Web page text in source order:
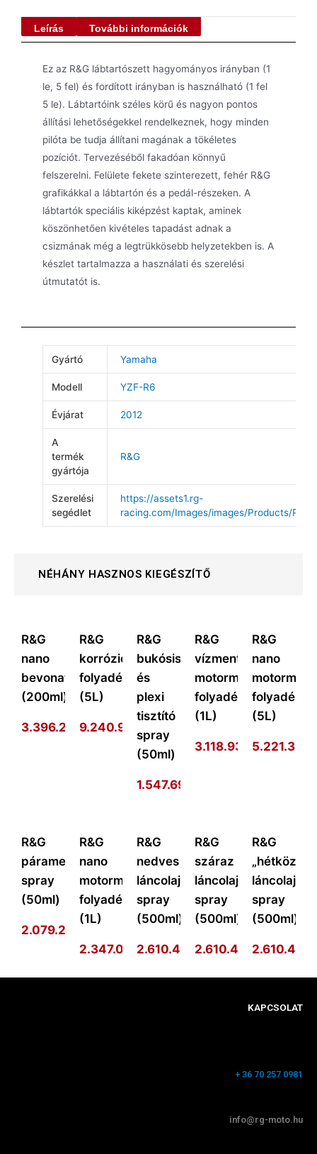
Leírás További információk
Ez az R&G lábtartószett hagyományos irányban (1
le, 5 fel) és fordított irányban is használható (1 fel
5 le). Lábtartóink széles körű és nagyon pontos
állítási lehetőségekkel rendelkeznek, hogy minden
pilóta be tudja állítani magának a tökéletes
pozíciót. Tervezéséből fakadóan könnyű
felszerelni. Felülete fekete szinterezett, fehér R&G
grafikákkal a lábtartón és a pedál-részeken. A
lábtartók speciális kiképzést kaptak, aminek
köszönhetően kivételes tapadást adnak a
csizmának még a legtrükkösebb helyzetekben is. A
készlet tartalmazza a használati és szerelési
útmutatót is.
Gyártó Yamaha
Modell YZF-R6
Évjárat 2012
A
termék
gyártója
R&G
Szerelési
segédlet
https://assets1.rg-
racing.com/Images/images/Products/
NÉHÁNY HASZNOS KIEGÉSZÍTŐ
R&G
nano
bevonat
(200ml)
3.396.273Ft
R&G
korrózióvédő
folyadék
(5L)
9.240.977
R&G
bukósisak
és
plexi
tisztító
spray
(50ml)
1.547.693
R&G
vízmentes
motormosó
folyadék
(1L)
3.118.938 Ft
R&G
nano
motormosó
folyadék
(5L)
5.221.301
R&G
páramentesítő
spray
(50ml)
2.079.292
R&G
nano
motormosó
folyadék
(1L)
2.347.014Ft
R&G
nedves
láncolajzó
spray
(500ml)
2.610.410 Ft
R&G
száraz
láncolajzó
spray
(500ml)
2.610.410 Ft
R&G
láncolajzó
spray
(500ml)
2.610.410
KAPCSOLAT
+ 36 70 257 0981
info@rg-moto.hu